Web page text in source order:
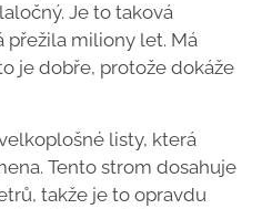
Je to taková
přežila miliony let. Má
je dobře, protože dokáže
listy, která
Tento strom dosahuje
takže je to opravdu